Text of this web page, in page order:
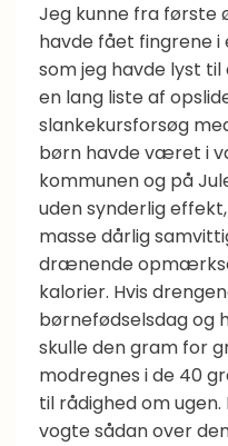
Jeg kunne fra første
havde fået fingrene i
som jeg havde lyst
en lang liste af
slankekursforsøg
børn havde været i
kommunen og på
uden synderlig
masse dårlig
drænende
kalorier. Hvis
børnefødselsdag og
skulle den gram for
modregnes i de 40
til rådighed om
vogte sådan over